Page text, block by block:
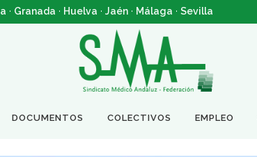
· Granada · Huelva · Jaén · Málaga · Sevilla
DOCUMENTOS COLECTIVOS EMPLEO